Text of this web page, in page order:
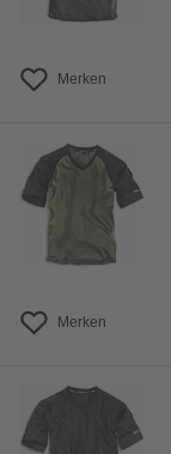
Merken
Merken